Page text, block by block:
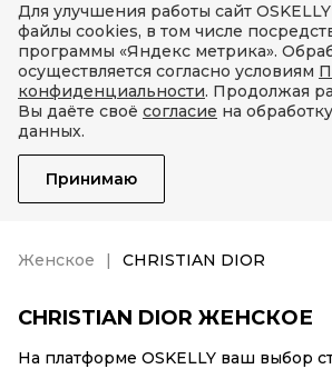
Для улучшения работы сайт
файлы cookies, в том числе
программы «Яндекс метрика».
осуществляется согласно условиям
конфиденциальности. Продолжая
Вы даёте своё согласие на
данных.
Принимаю
Женское CHRISTIAN DIOR
CHRISTIAN DIOR ЖЕНСКОЕ
На платформе OSKELLY ваш выбор